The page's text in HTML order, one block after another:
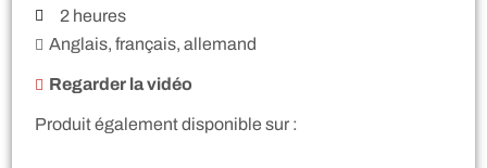
2 heures
Anglais, français, allemand
Regarder la vidéo
Produit également disponible sur :